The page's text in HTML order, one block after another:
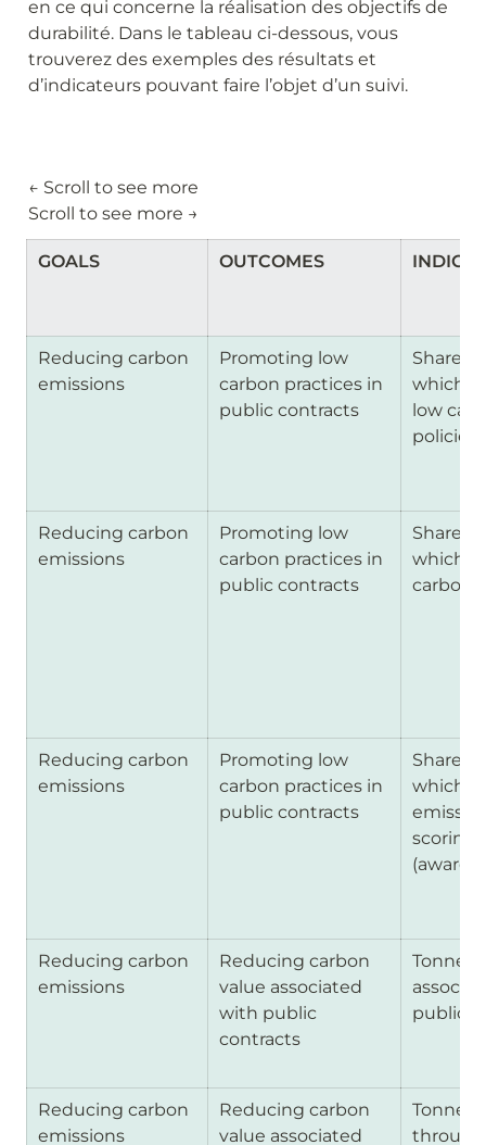
en ce qui concerne la réalisation des objectifs de
durabilité. Dans le tableau ci-dessous, vous
trouverez des exemples des résultats et
d’indicateurs pouvant faire l’objet d’un suivi.
← Scroll to see more
Scroll to see more →
GOALS OUTCOMES
Reducing carbon
emissions
Promoting low
carbon practices in
public contracts
Share
which
low
policies
Reducing carbon
emissions
Promoting low
carbon practices in
public contracts
Share
which
carbon
Reducing carbon
emissions
Promoting low
carbon practices in
public contracts
Share
which
scoring
(award
Reducing carbon
emissions
Reducing carbon
value associated
with public
contracts
Tonnes
public
Reducing carbon
emissions
Reducing carbon
value associated
Tonnes
through